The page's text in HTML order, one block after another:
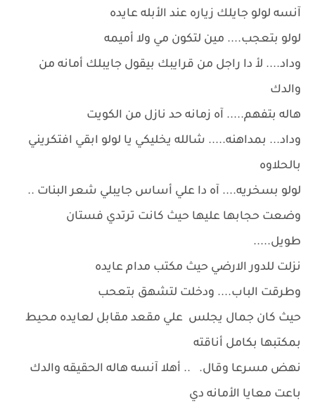
آنسه لولو جايلك زياره عند الأبله عايده
لولو بتعجب.... مين لتكون مي ولا أميمه
وداد.... لأ دا راجل من قرايبك بيقول جايبلك أمانه من
والدك
هاله بتفهم..... آه زمانه حد نازل من الكويت
وداد... بمداهنه..... شالله يخليكي يا لولو ابقي افتكريني
بالحلاوه
لولو بسخريه.... آه دا علي أساس جايبلي شعر البنات ..
وضعت حجابها عليها حيث كانت ترتدي فستان
طويل.....
نزلت للدور الارضي حيث مكتب مدام عايده
وطرقت الباب.... ودخلت لتشهق بتعحب
حيث كان جمال يجلس علي مقعد مقابل لعايده محيط
بمكتبها بكامل أناقته
نهض مسرعا وقال. .. أهلا آنسه هاله الحقيقه والدك
باعت معايا الأمانه دي